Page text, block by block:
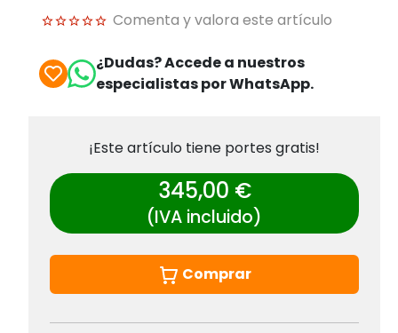
Comenta y valora este artículo
¿Dudas? Accede a nuestros
especialistas por WhatsApp.
¡Este artículo tiene portes gratis!
345,00 €
(IVA incluido)
Comprar